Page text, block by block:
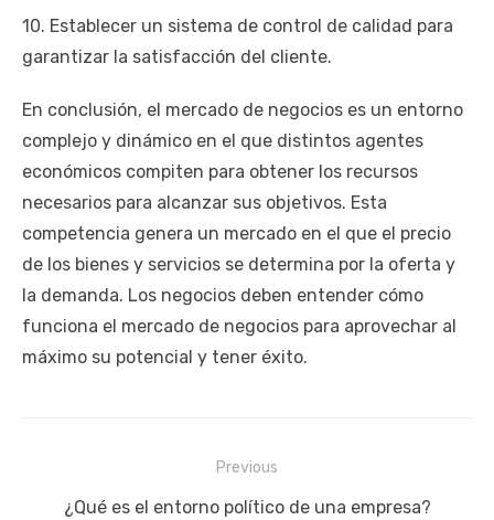
10. Establecer un sistema de control de calidad para
garantizar la satisfacción del cliente.
En conclusión, el mercado de negocios es un entorno
complejo y dinámico en el que distintos agentes
económicos compiten para obtener los recursos
necesarios para alcanzar sus objetivos. Esta
competencia genera un mercado en el que el precio
de los bienes y servicios se determina por la oferta y
la demanda. Los negocios deben entender cómo
funciona el mercado de negocios para aprovechar al
máximo su potencial y tener éxito.
Previous
Previous
¿Qué es el entorno político de una empresa?